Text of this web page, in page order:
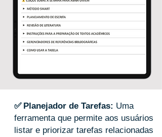
✅ Planejador de Tarefas: Uma
ferramenta que permite aos usuários
listar e priorizar tarefas relacionadas